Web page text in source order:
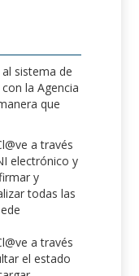
sistema de
la Agencia
que
a través
electrónico y
y
todas las
a través
el estado